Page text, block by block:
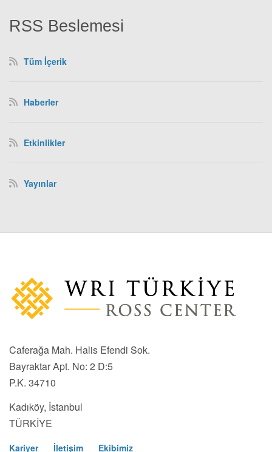
RSS Beslemesi
Tüm İçerik
Haberler
Etkinlikler
Yayınlar
Caferağa Mah. Halis Efendi Sok.
Bayraktar Apt. No: 2 D:5
P.K. 34710
Kadıköy, İstanbul
TÜRKİYE
Kariyer İletişim Ekibimiz